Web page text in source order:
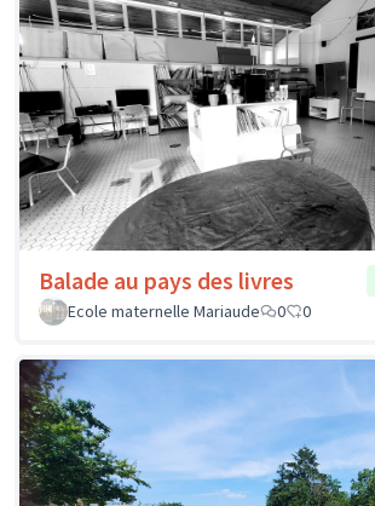
Balade au pays des livres
Ecole maternelle Mariaude
0 0